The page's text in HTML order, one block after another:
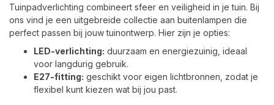
Tuinpadverlichting combineert sfeer en veiligheid in je tuin. Bij
ons vind je een uitgebreide collectie aan buitenlampen die
perfect passen bij jouw tuinontwerp. Hier zijn je opties:
LED-verlichting: duurzaam en energiezuinig, ideaal
voor langdurig gebruik.
E27-fitting: geschikt voor eigen lichtbronnen, zodat je
flexibel kunt kiezen wat bij jou past.